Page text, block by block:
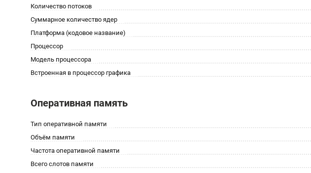
Количество потоков
Суммарное количество ядер
Платформа (кодовое название)
Процессор
Модель процессора
Встроенная в процессор графика
Оперативная память
Тип оперативной памяти
Объём памяти
Частота оперативной памяти
Всего слотов памяти